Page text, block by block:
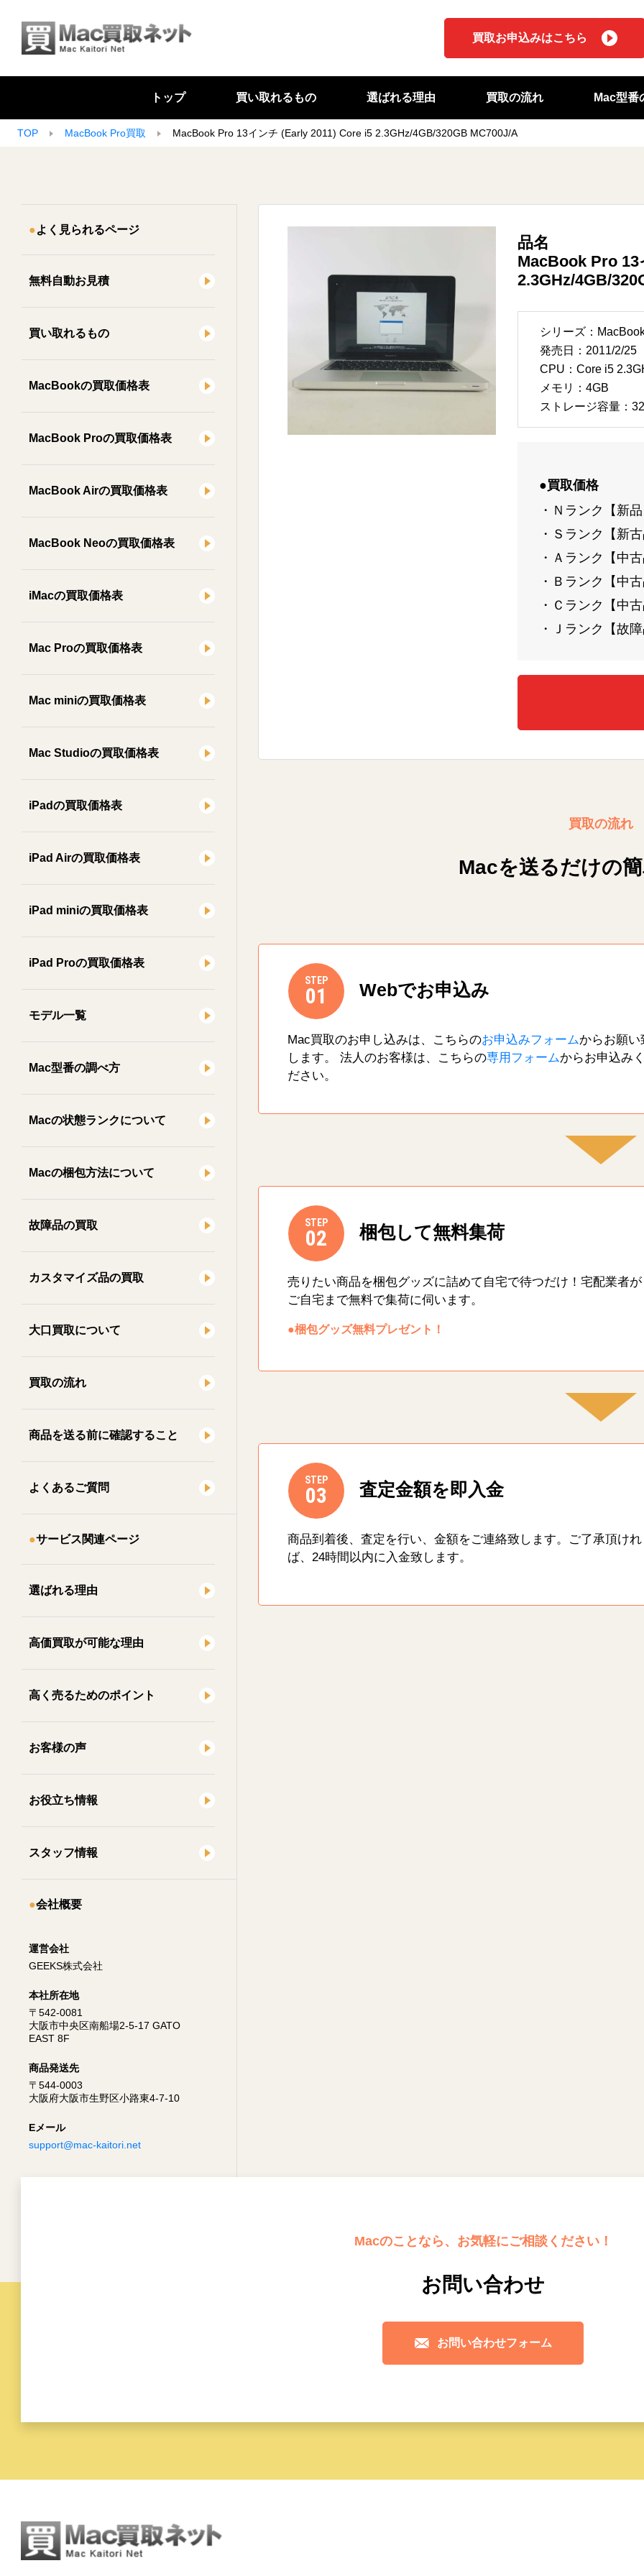
買取お申込みはこちら
トップ 買い取れるもの 選ばれる理由 買取の流れ Mac型番
TOP MacBook Pro買取 MacBook Pro 13インチ (Early 2011) Core i5 2.3GHz/4GB/320GB MC700J/A
よく見られるページ
無料自動お見積
買い取れるもの
MacBookの買取価格表
MacBook Proの買取価格表
MacBook Airの買取価格表
MacBook Neoの買取価格表
iMacの買取価格表
Mac Proの買取価格表
Mac miniの買取価格表
Mac Studioの買取価格表
iPadの買取価格表
iPad Airの買取価格表
iPad miniの買取価格表
iPad Proの買取価格表
モデル一覧
Mac型番の調べ方
Macの状態ランクについて
Macの梱包方法について
故障品の買取
カスタマイズ品の買取
大口買取について
買取の流れ
商品を送る前に確認すること
よくあるご質問
サービス関連ページ
選ばれる理由
高価買取が可能な理由
高く売るためのポイント
お客様の声
お役立ち情報
スタッフ情報
会社概要
運営会社
GEEKS株式会社
本社所在地
〒542-0081
大阪市中央区南船場2-5-17 GATO
EAST 8F
商品発送先
〒544-0003
大阪府大阪市生野区小路東4-7-10
Eメール
support@mac-kaitori.net
品名
MacBook Pro
2.3GHz/4GB/
シリーズ：
発売日：2011/2/25
CPU：Core i5
メモリ：4GB
ストレージ容量：
●買取価格
・Ｎランク【新
・Ｓランク【新
・Ａランク【中
・Ｂランク【中
・Ｃランク【中
・Ｊランク【故
買取の流れ
Macを送るだけの
STEP
01 Webでお申込み
Mac買取のお申し込みは、こちらのお申込みフォームからお願い
します。 法人のお客様は、こちらの専用フォームからお申込み
ださい。
STEP
02 梱包して無料集荷
売りたい商品を梱包グッズに詰めて自宅で待つだけ！宅配業者が
ご自宅まで無料で集荷に伺います。
●梱包グッズ無料プレゼント！
STEP
03 査定金額を即入金
商品到着後、査定を行い、金額をご連絡致します。ご了承頂けれ
ば、24時間以内に入金致します。
Macのことなら、お気軽にご相談ください！
お問い合わせ
お問い合わせフォーム